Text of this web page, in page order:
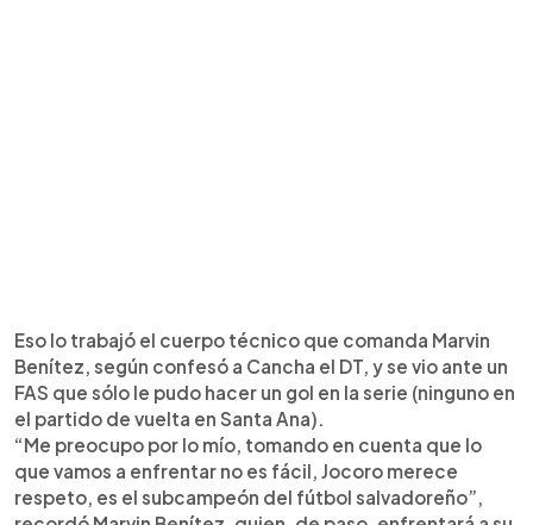
Eso lo trabajó el cuerpo técnico que comanda Marvin
Benítez, según confesó a Cancha el DT, y se vio ante un
FAS que sólo le pudo hacer un gol en la serie (ninguno en
el partido de vuelta en Santa Ana).
“Me preocupo por lo mío, tomando en cuenta que lo
que vamos a enfrentar no es fácil, Jocoro merece
respeto, es el subcampeón del fútbol salvadoreño”,